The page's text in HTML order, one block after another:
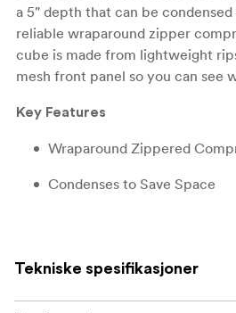
a 5" depth that can be
reliable wraparound zipper
cube is made from lightweight
mesh front panel so you can see
Key Features
Wraparound Zippered
Condenses to Save Space
Tekniske spesifikasjoner